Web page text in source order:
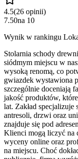
4.5(26 opinii)
7.50na 10
Wynik w rankingu
Stolarnia schody
siódmym miejscu w
wysoką renomą, co
gwiazdek wystawiona
szczególnie doceniają
jakość produktów,
lat. Zakład
antresoli, drzwi oraz
znajduje się pod
Klienci mogą liczyć na
wyceny online oraz
na miejscu. Choć